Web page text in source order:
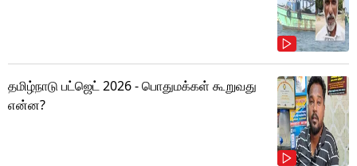
தமிழ்நாடு பட்ஜெட் 2026 - பொதுமக்கள் கூறுவது
என்ன?